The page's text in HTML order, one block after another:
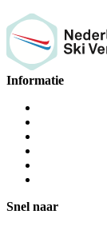
Informatie
Snel naar